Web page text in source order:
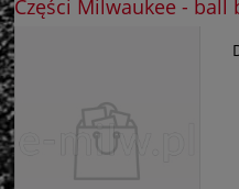
Części Milwaukee - ball